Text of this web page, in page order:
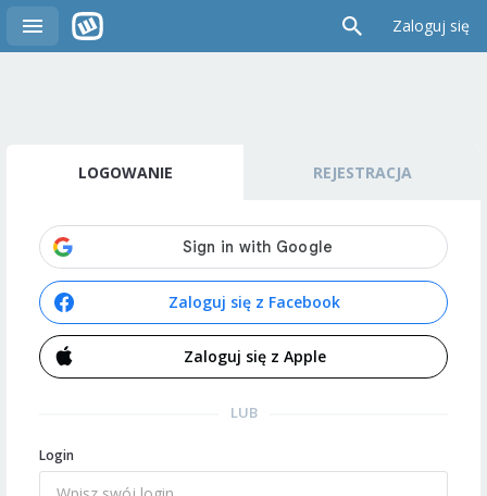
Zaloguj się
LOGOWANIE REJESTRACJA
Zaloguj się z Facebook
Zaloguj się z Apple
LUB
Login